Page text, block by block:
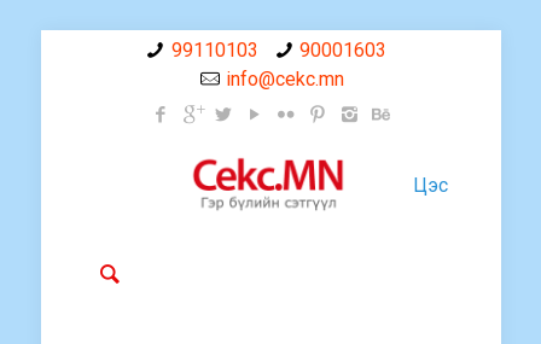
99110103
90001603
info@cekc.mn
Цэс